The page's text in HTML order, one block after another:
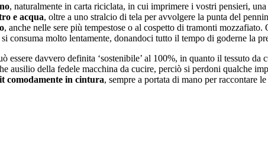
, naturalmente in carta riciclata, in cui imprimere i vostri pensieri, una
e acqua, oltre a uno stralcio di tela per avvolgere la punta del
, anche nelle sere più tempestose o al cospetto di tramonti
consuma molto lentamente, donandoci tutto il tempo di goderne la
essere davvero definita ‘sostenibile’ al 100%, in quanto il tessuto
ausilio della fedele macchina da cucire, perciò si perdoni qualche
comodamente in cintura, sempre a portata di mano per raccontare